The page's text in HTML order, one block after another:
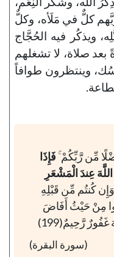
كلٌّ في مَلَأه، وكلٌّ
ويذكُر فيه الحُجَّاج
بعد صلاة، لا تشغلهم
وينتظرون طوافاً
مِّن رَّبِّكُمْ فَإِذَا
عِندَ الْمَشْعَرِ
كُنتُم مِّن قَبْلِهِ
ثُمَّ أَفِيضُوا مِنْ حَيْثُ أَفَاضَ
رَّحِيمٌ(199)
(سورة البقرة)